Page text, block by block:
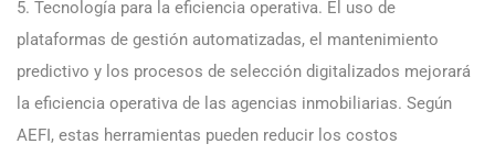
5. Tecnología para la eficiencia operativa. El uso de
plataformas de gestión automatizadas, el mantenimiento
predictivo y los procesos de selección digitalizados mejorará
la eficiencia operativa de las agencias inmobiliarias. Según
AEFI, estas herramientas pueden reducir los costos